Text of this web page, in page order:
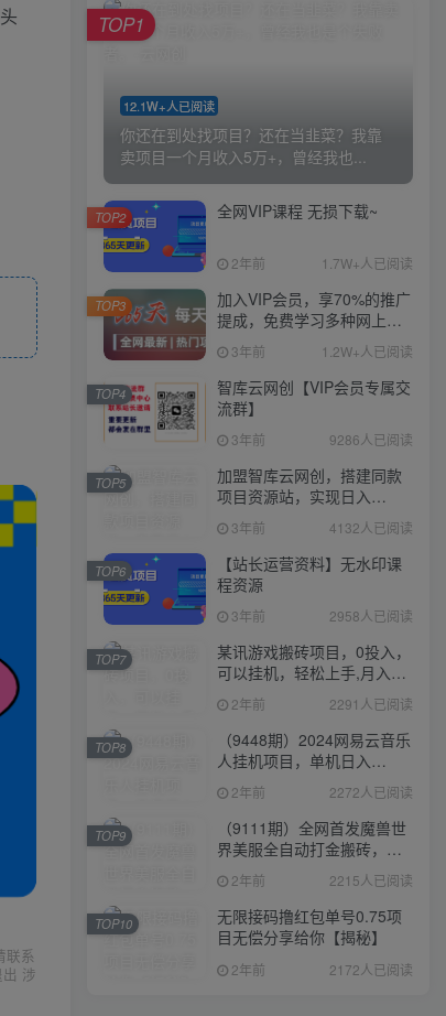
联系
涉
12.1W+人已阅读
你还在到处找项目？还在当韭菜？我靠
卖项目一个月收入5万+，曾经我也...
TOP1
全网VIP课程 无损下载~
2年前 1.7W+人已阅读
TOP2
加入VIP会员，享70%的推广
提成，免费学习多种网上创
业课程，菜鸟秒变大神！
3年前 1.2W+人已阅读
TOP3
智库云网创【VIP会员专属交
流群】
3年前 9286人已阅读
TOP4
加盟智库云网创，搭建同款
项目资源站，实现日入
2000+
3年前 4132人已阅读
TOP5
【站长运营资料】无水印课
程资源
3年前 2958人已阅读
TOP6
某讯游戏搬砖项目，0投入，
可以挂机，轻松上手,月入
3000+上不封顶
2年前 2291人已阅读
TOP7
（9448期）2024网易云音乐
人挂机项目，单机日入
150+，无脑月入5000+
2年前 2272人已阅读
TOP8
（9111期）全网首发魔兽世
界美服全自动打金搬砖，日
入1000+，简单好操作，保
姆级教学
2年前 2215人已阅读
TOP9
无限接码撸红包单号0.75项
目无偿分享给你【揭秘】
2年前 2172人已阅读
TOP10